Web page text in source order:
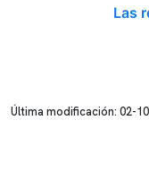
Las
Última modificación: 02-